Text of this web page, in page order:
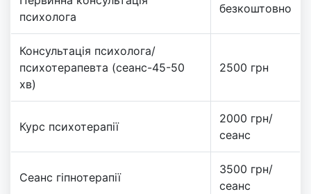
психолога
безкоштовно
Консультація психолога/
психотерапевта (сеанс-45-50
хв)
2500 грн
Курс психотерапії
2000 грн/
сеанс
Сеанс гіпнотерапії
3500 грн/
сеанс